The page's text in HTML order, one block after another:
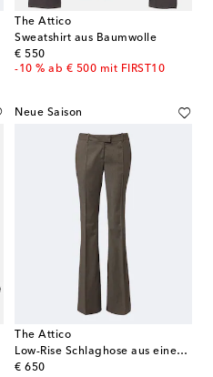
The Attico
Sweatshirt aus Baumwolle
€ 550
original price
-10 % ab € 500 mit FIRST10
Neue Saison
The Attico
Low-Rise Schlaghose aus einem Wollgemisch
€ 650
original price